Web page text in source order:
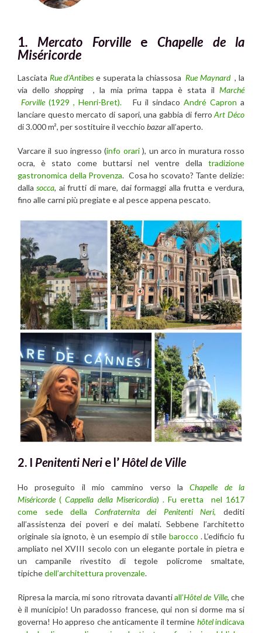
1. Mercato ForvilleeChapelle de la
Miséricorde
Lasciata Rue d’Antibese superata la chiassosa Rue Maynard , la
via delloshopping , la mia prima tappa è stata ilMarché
Forville(1929 , Henri-Bret). Fu il sindaco André Capron a
lanciare questo mercato di sapori, una gabbia di ferroArt Déco
di 3.000 m², per sostituire il vecchio bazarall’aperto.
Varcare il suo ingresso (info orari), un arco in muratura rosso
ocra, è stato come buttarsi nel ventre della tradizione
gastronomica della Provenza. Cosa ho scovato? Tante delizie:
dallasocca, ai frutti di mare, dai formaggi alla frutta e verdura,
fino alle carni più pregiate e al pesce appena pescato.
2. I Penitenti Neri e l’Hôtel de Ville
Ho proseguito il mio cammino verso laChapelle de la
Miséricorde(Cappella della Misericordia) . Fu eretta nel 1617
come sede della Confraternita dei Penitenti Neri, dediti
all’assistenza dei poveri e dei malati. Sebbene l’architetto
originale sia ignoto, è un esempio di stile barocco . L’edificio fu
ampliato nel XVIII secolo con un elegante portale in pietra e
un campanile rivestito di tegole policrome smaltate,
tipichedell’architettura provenzale.
Ripresa la marcia, mi sono ritrovata davantiall’Hôtel de Ville, che
è il municipio! Un paradosso francese, qui non si dorme ma si
governa! Ho appreso che anticamente il termine hôtelindicava